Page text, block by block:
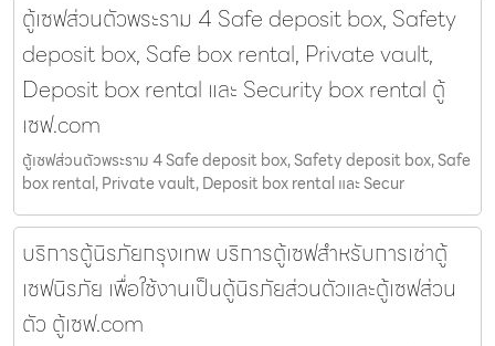
ตู้เซฟส่วนตัวพระราม 4 Safe deposit box, Safety
deposit box, Safe box rental, Private vault,
Deposit box rental และ Security box rental ตู้
เซฟ.com
ตู้เซฟส่วนตัวพระราม 4 Safe deposit box, Safety deposit box, Safe
box rental, Private vault, Deposit box rental และ Secur
บริการตู้นิรภัยกรุงเทพ บริการตู้เซฟสำหรับการเช่าตู้
เซฟนิรภัย เพื่อใช้งานเป็นตู้นิรภัยส่วนตัวและตู้เซฟส่วน
ตัว ตู้เซฟ.com